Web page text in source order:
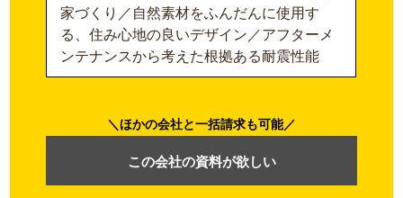
家づくり／自然素材をふんだんに使用す
る、住み心地の良いデザイン／アフターメ
ンテナンスから考えた根拠ある耐震性能
ほかの会社と一括請求も可能
この会社の資料が欲しい